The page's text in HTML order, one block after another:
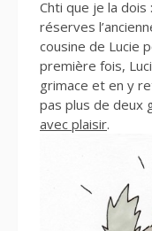
Chti que je la
réserves
cousine de Lucie
première fois,
grimace et en y
pas plus de deux
avec plaisir.